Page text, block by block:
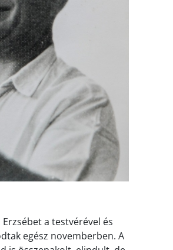
a testvérével és
egész novemberben. A